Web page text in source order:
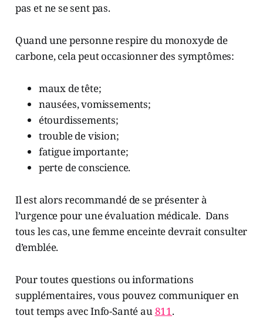
pas et ne se sent pas.
Quand une personne respire du monoxyde de
carbone, cela peut occasionner des symptômes:
maux de tête;
nausées, vomissements;
étourdissements;
trouble de vision;
fatigue importante;
perte de conscience.
Il est alors recommandé de se présenter à
l’urgence pour une évaluation médicale. Dans
tous les cas, une femme enceinte devrait consulter
d’emblée.
Pour toutes questions ou informations
supplémentaires, vous pouvez communiquer en
tout temps avec Info-Santé au811.